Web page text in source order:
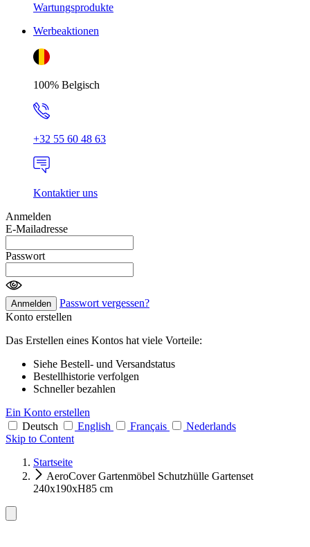
Wartungsprodukte
Werbeaktionen
100% Belgisch
+32 55 60 48 63
Kontaktier uns
Anmelden
E-Mailadresse
Passwort
Anmelden
Passwort vergessen?
Konto erstellen
Das Erstellen eines Kontos hat viele Vorteile:
Siehe Bestell- und Versandstatus
Bestellhistorie verfolgen
Schneller bezahlen
Ein Konto erstellen
Deutsch
English Français
Nederlands
Skip to Content
Startseite
AeroCover Gartenmöbel Schutzhülle Gartenset
240x190xH85 cm